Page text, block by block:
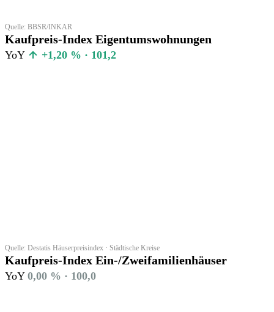
Quelle: BBSR/INKAR
Kaufpreis-Index Eigentumswohnungen
YoY +1,20 % · 101,2
Quelle: Destatis Häuserpreisindex · Städtische Kreise
Kaufpreis-Index Ein-/Zweifamilienhäuser
YoY 0,00 % · 100,0